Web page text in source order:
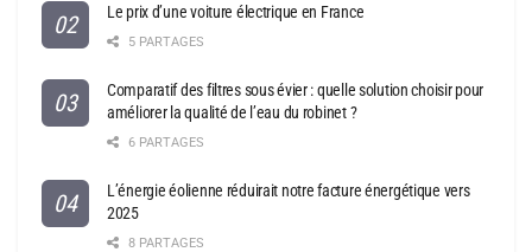
Le prix d’une voiture électrique en France
5 PARTAGES
Comparatif des filtres sous évier : quelle solution choisir pour
améliorer la qualité de l’eau du robinet ?
6 PARTAGES
L’énergie éolienne réduirait notre facture énergétique vers
2025
8 PARTAGES